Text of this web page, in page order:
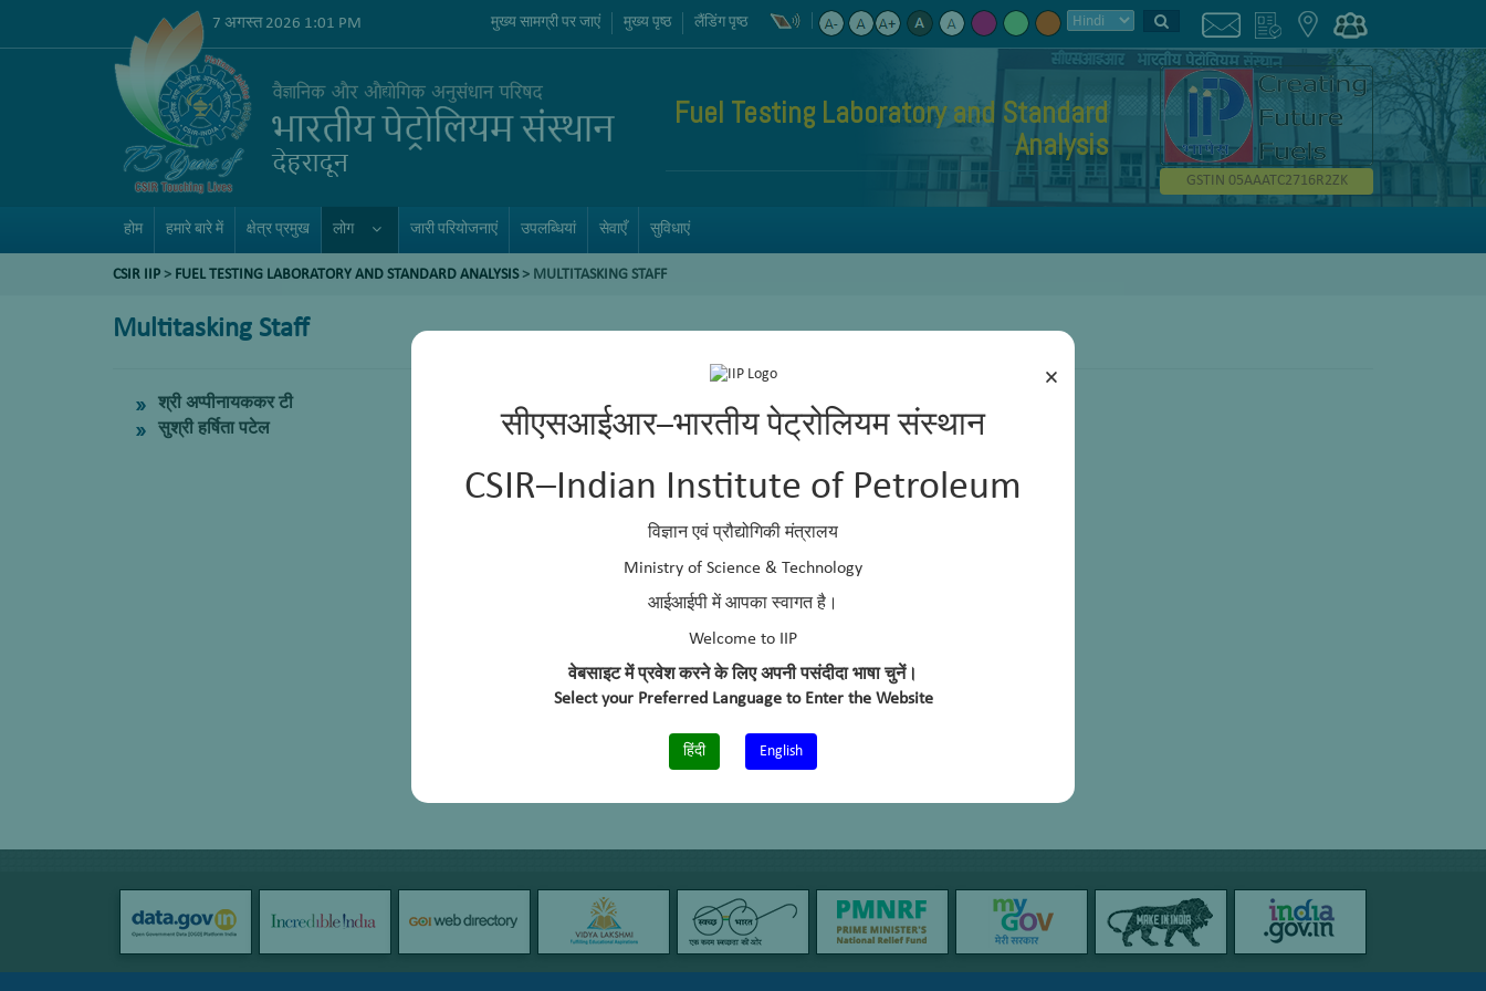
×
सीएसआईआर–भारतीय पेट्रोलियम संस्थान
CSIR–Indian Institute of Petroleum
विज्ञान एवं प्रौद्योगिकी मंत्रालय
Ministry of Science & Technology
आईआईपी में आपका स्वागत है।
Welcome to IIP
वेबसाइट में प्रवेश करने के लिए अपनी पसंदीदा भाषा चुनें।
Select your Preferred Language to Enter the Website
हिंदी English
7 अगस्त 2026 1:01 PM मुख्य सामग्री पर जाएं मुख्य पृष्ठ लैंडिंग पृष्ठ
Fuel Testing Laboratory and Standard
Analysis
GSTIN 05AAATC2716R2ZK
होम हमारे बारे में क्षेत्र प्रमुख लोग जारी परियोजनाएं उपलब्धियां सेवाएँ सुविधाएं
CSIR IIP > FUEL TESTING LABORATORY AND STANDARD ANALYSIS> MULTITASKING STAFF
Multitasking Staff
श्री अप्पीनायककर टी
सुश्री हर्षिता पटेल